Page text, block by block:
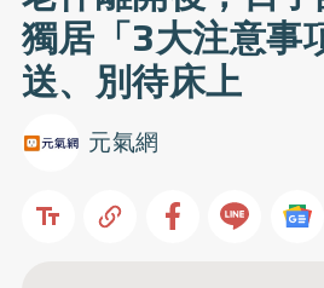
獨居「3大注意事
送、別待床上
元氣網